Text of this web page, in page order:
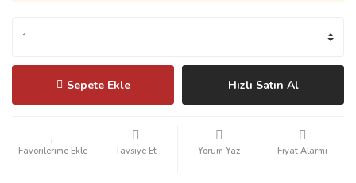
Sepete Ekle Hızlı Satın Al
Tavsiye Et Yorum Yaz Fiyat Alarmı